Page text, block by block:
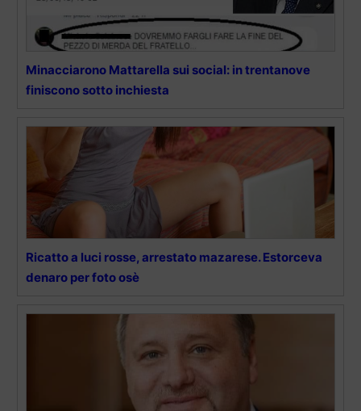
Minacciarono Mattarella sui social: in trentanove
finiscono sotto inchiesta
Ricatto a luci rosse, arrestato mazarese. Estorceva
denaro per foto osè